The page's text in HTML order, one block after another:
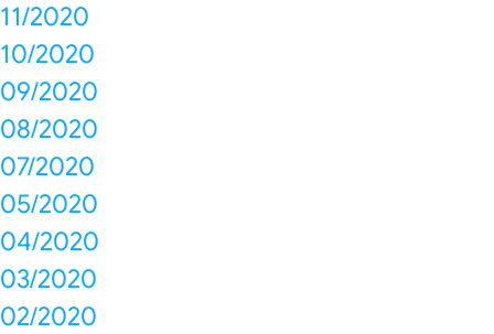
11/2020
10/2020
09/2020
08/2020
07/2020
05/2020
04/2020
03/2020
02/2020